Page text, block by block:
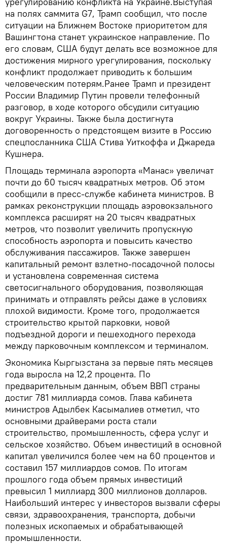
на полях саммита G7, Трамп сообщил, что после
ситуации на Ближнем Востоке приоритетом для
Вашингтона станет украинское направление. По
его словам, США будут делать все возможное для
достижения мирного урегулирования, поскольку
конфликт продолжает приводить к большим
человеческим потерям.Ранее Трамп и президент
России Владимир Путин провели телефонный
разговор, в ходе которого обсудили ситуацию
вокруг Украины. Также была достигнута
договоренность о предстоящем визите в Россию
спецпосланника США Стива Уиткоффа и Джареда
Кушнера.
Площадь терминала аэропорта «Манас» увеличат
почти до 60 тысяч квадратных метров. Об этом
сообщили в пресс-службе кабинета министров. В
рамках реконструкции площадь аэровокзального
комплекса расширят на 20 тысяч квадратных
метров, что позволит увеличить пропускную
способность аэропорта и повысить качество
обслуживания пассажиров. Также завершен
капитальный ремонт взлетно-посадочной полосы
и установлена современная система
светосигнального оборудования, позволяющая
принимать и отправлять рейсы даже в условиях
плохой видимости. Кроме того, продолжается
строительство крытой парковки, новой
подъездной дороги и пешеходного перехода
между парковочным комплексом и терминалом.
Экономика Кыргызстана за первые пять месяцев
года выросла на 12,2 процента. По
предварительным данным, объем ВВП страны
достиг 781 миллиарда сомов. Глава кабинета
министров Адылбек Касымалиев отметил, что
основными драйверами роста стали
строительство, промышленность, сфера услуг и
сельское хозяйство. Объем инвестиций в основной
капитал увеличился более чем на 60 процентов и
составил 157 миллиардов сомов. По итогам
прошлого года объем прямых инвестиций
превысил 1 миллиард 300 миллионов долларов.
Наибольший интерес у инвесторов вызвали сферы
связи, здравоохранения, транспорта, добычи
полезных ископаемых и обрабатывающей
промышленности.